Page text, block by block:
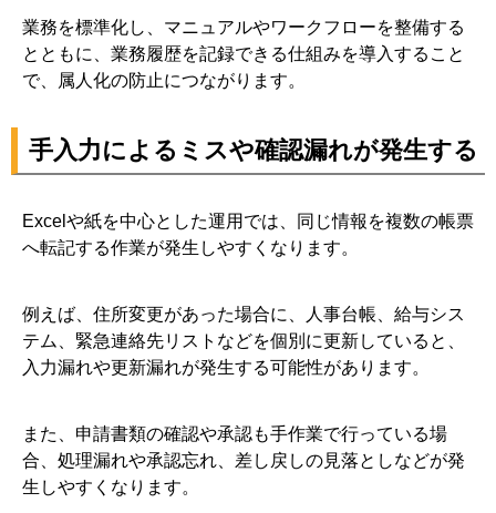
業務を標準化し、マニュアルやワークフローを整備する
とともに、業務履歴を記録できる仕組みを導入すること
で、属人化の防止につながります。
手入力によるミスや確認漏れが発生する
Excelや紙を中心とした運用では、同じ情報を複数の帳票
へ転記する作業が発生しやすくなります。
例えば、住所変更があった場合に、人事台帳、給与シス
テム、緊急連絡先リストなどを個別に更新していると、
入力漏れや更新漏れが発生する可能性があります。
また、申請書類の確認や承認も手作業で行っている場
合、処理漏れや承認忘れ、差し戻しの見落としなどが発
生しやすくなります。